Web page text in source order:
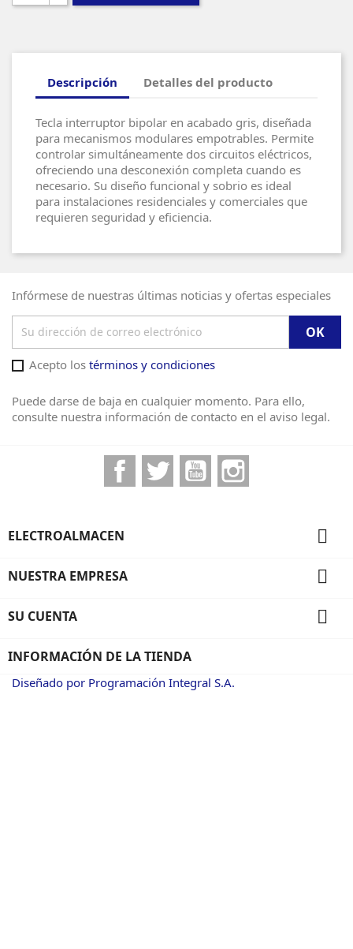
Descripción Detalles del producto
Tecla interruptor bipolar en acabado gris, diseñada
para mecanismos modulares empotrables. Permite
controlar simultáneamente dos circuitos eléctricos,
ofreciendo una desconexión completa cuando es
necesario. Su diseño funcional y sobrio es ideal
para instalaciones residenciales y comerciales que
requieren seguridad y eficiencia.
Infórmese de nuestras últimas noticias y ofertas especiales
Acepto los términos y condiciones
Puede darse de baja en cualquier momento. Para ello,
consulte nuestra información de contacto en el aviso legal.
FacebookTwitter YouTube
ELECTROALMACEN 
NUESTRA EMPRESA 
SU CUENTA 
INFORMACIÓN DE LA TIENDA
Diseñado por Programación Integral S.A.